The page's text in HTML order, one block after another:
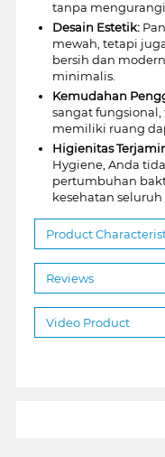
tanpa mengurangi
Desain Estetik:
mewah, tetapi
bersih dan
minimalis.
Kemudahan
sangat
memiliki ruang
Higienitas
Hygiene, Anda
pertumbuhan
kesehatan
Product
Reviews
Video Product